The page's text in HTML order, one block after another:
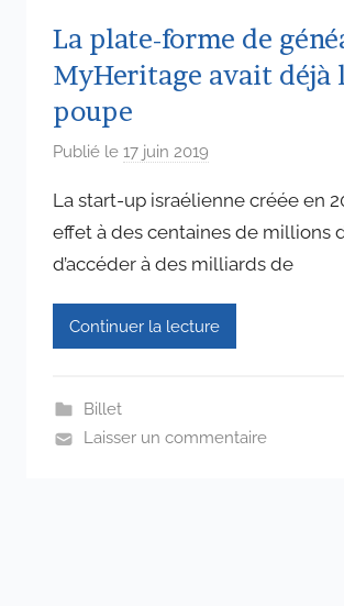
La plate-forme de
MyHeritage avait déjà
poupe
Publié le 17 juin 2019
r
a
d
i
n
7
La start-up israélienne créée en
effet à des centaines de millions
d’accéder à des milliards de
Continuer la lecture
Billet
Laisser un commentaire